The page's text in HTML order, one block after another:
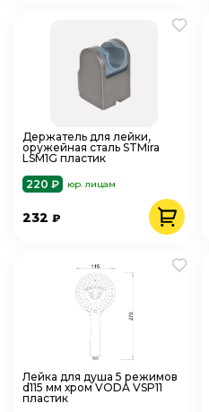
Держатель для лейки,
оружейная сталь STMira
LSM1G пластик
220 ₽
юр. лицам
232 ₽
Лейка для душа 5 режимов
d115 мм хром VODA VSP11
пластик